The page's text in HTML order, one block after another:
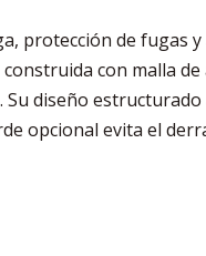
protección de fugas
con malla
diseño
opcional evita el